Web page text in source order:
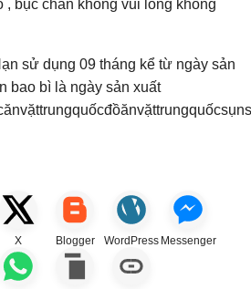
, bục chân không vui lòng không
sử dụng 09 tháng kể từ ngày sản
bao bì là ngày sản xuất
X Blogger WordPress Messenger